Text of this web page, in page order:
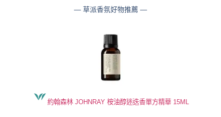
— 草派香氛好物推薦 —
約翰森林 JOHNRAY 桉油醇迷迭香單方精華 15ML